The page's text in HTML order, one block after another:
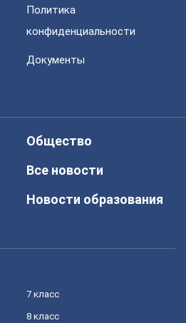
Политика
конфиденциальности
Документы
Общество
Все новости
Новости образования
7 класс
8 класс